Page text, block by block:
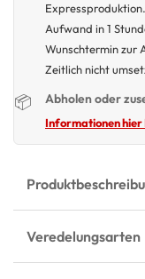
Aufwand in 1
Wunschtermin zur
Zeitlich nicht
📦 Abholen oder
Informationen hier
Veredelungsarten